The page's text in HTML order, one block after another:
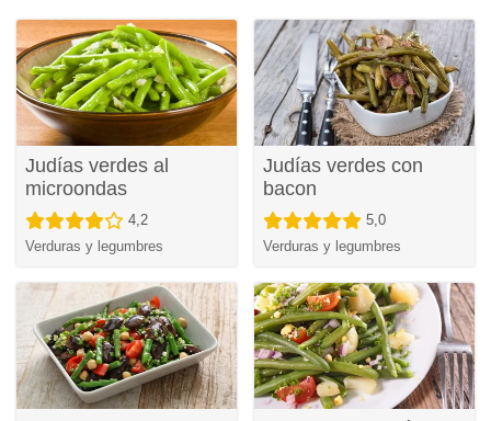
Judías verdes al
microondas
4,2
Verduras y legumbres
Judías verdes con
bacon
5,0
Verduras y legumbres